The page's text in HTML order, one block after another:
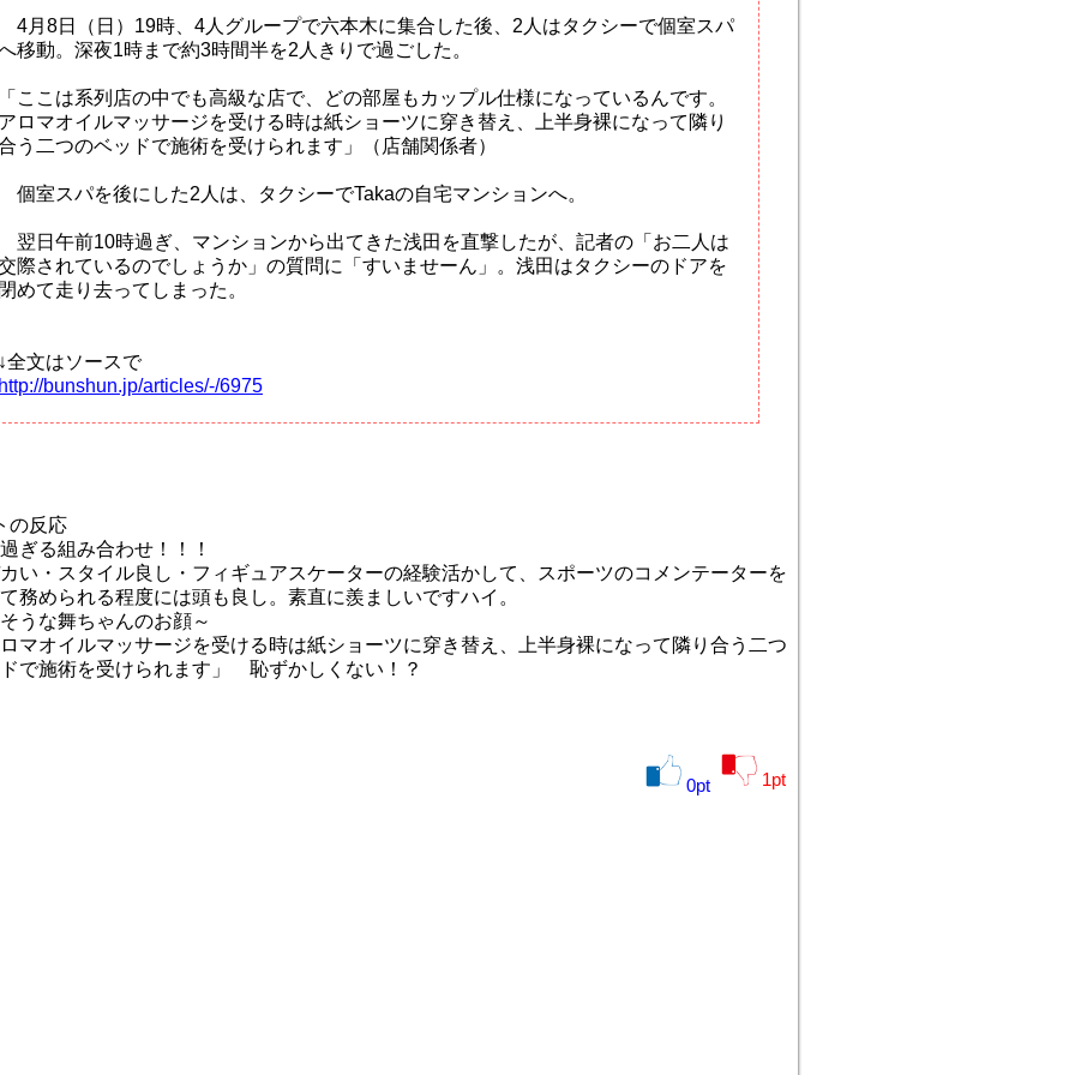
月8日（日）19時、4人グループで六本木に集合した後、2人はタクシーで個室スパ
移動。深夜1時まで約3時間半を2人きりで過ごした。
ここは系列店の中でも高級な店で、どの部屋もカップル仕様になっているんです。
ロマオイルマッサージを受ける時は紙ショーツに穿き替え、上半身裸になって隣り
う二つのベッドで施術を受けられます」（店舗関係者）
室スパを後にした2人は、タクシーでTakaの自宅マンションへ。
日午前10時過ぎ、マンションから出てきた浅田を直撃したが、記者の「お二人は
際されているのでしょうか」の質問に「すいませーん」。浅田はタクシーのドアを
めて走り去ってしまった。
全文はソースで
bunshun.jp/articles/-/6975
の反応
ぎる組み合わせ！！！
い・スタイル良し・フィギュアスケーターの経験活かして、スポーツのコメンテーターを
務められる程度には頭も良し。素直に羨ましいですハイ。
うな舞ちゃんのお顔～
マオイルマッサージを受ける時は紙ショーツに穿き替え、上半身裸になって隣り合う二つ
で施術を受けられます」 恥ずかしくない！？
0pt 1pt